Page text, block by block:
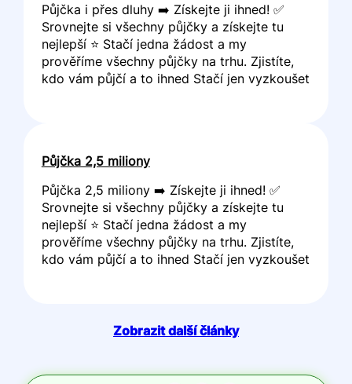
Půjčka i přes dluhy ➡️ Získejte ji ihned! ✅
Srovnejte si všechny půjčky a získejte tu
nejlepší ⭐ Stačí jedna žádost a my
prověříme všechny půjčky na trhu. Zjistíte,
kdo vám půjčí a to ihned Stačí jen vyzkoušet
Půjčka 2,5 miliony
Půjčka 2,5 miliony ➡️ Získejte ji ihned! ✅
Srovnejte si všechny půjčky a získejte tu
nejlepší ⭐ Stačí jedna žádost a my
prověříme všechny půjčky na trhu. Zjistíte,
kdo vám půjčí a to ihned Stačí jen vyzkoušet
Zobrazit další články